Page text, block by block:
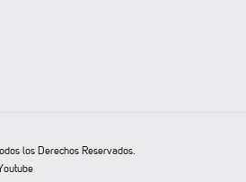
los Derechos Reservados.